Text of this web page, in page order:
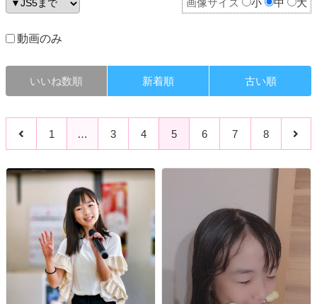
画像サイズ 小 中 大
動画のみ
いいね数順 新着順 古い順
1 … 3 4 5 6 7 8